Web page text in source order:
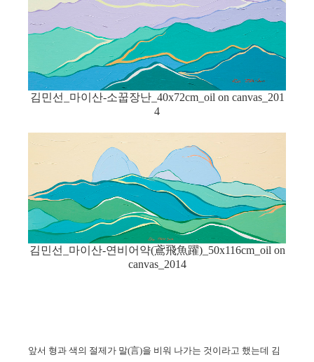
김민선_마이산-소꿉장난_40x72cm_oil on canvas_201
4
김민선_마이산-연비어약(鳶飛魚躍)_50x116cm_oil on
canvas_2014
앞서 형과 색의 절제가 말(言)을 비워 나가는 것이라고 했는데 김